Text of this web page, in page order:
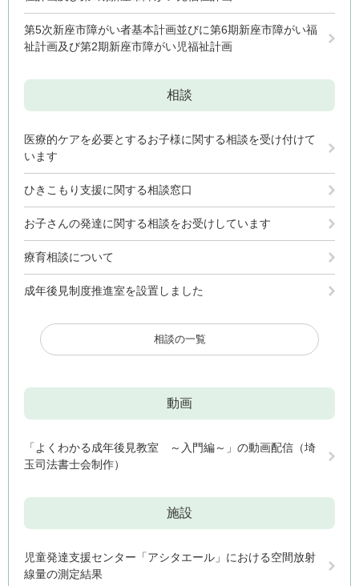
第5次新座市障がい者基本計画並びに第6期新座市障がい福
祉計画及び第2期新座市障がい児福祉計画
相談
医療的ケアを必要とするお子様に関する相談を受け付けて
います
ひきこもり支援に関する相談窓口
お子さんの発達に関する相談をお受けしています
療育相談について
成年後見制度推進室を設置しました
相談の一覧
動画
「よくわかる成年後見教室 ～入門編～」の動画配信（埼
玉司法書士会制作）
施設
児童発達支援センター「アシタエール」における空間放射
線量の測定結果